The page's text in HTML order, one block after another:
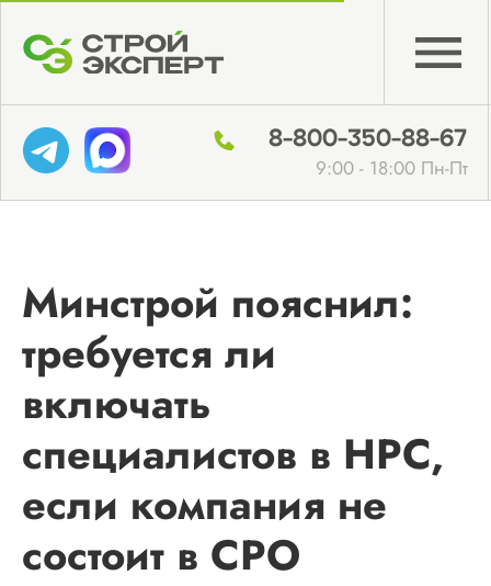
Минстрой пояснил:
требуется ли
включать
специалистов в НРС,
если компания не
состоит в СРО